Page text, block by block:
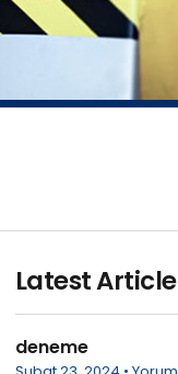
Latest Article
deneme